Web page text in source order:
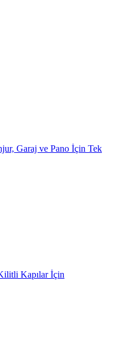
Garaj ve Pano İçin Tek
Kapılar İçin